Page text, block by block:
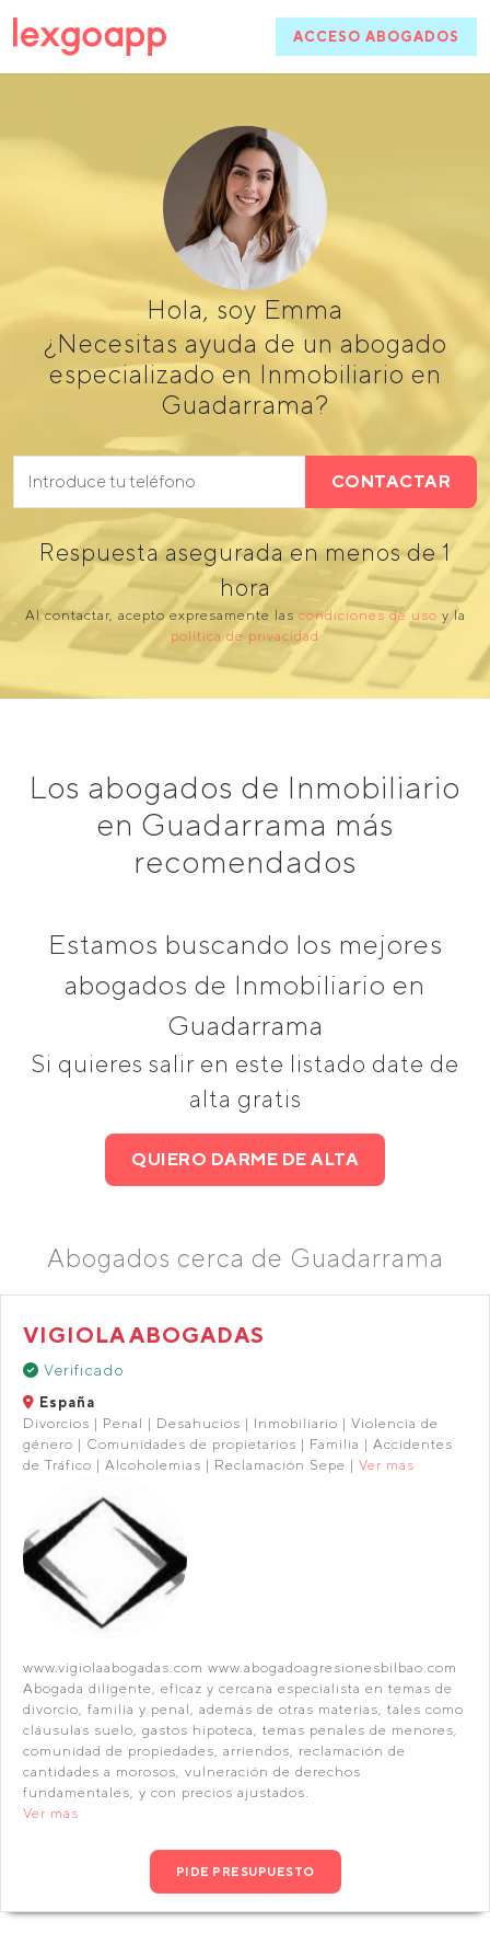
ACCESO ABOGADOS
Hola, soy Emma
¿Necesitas ayuda de un abogado
especializado en Inmobiliario en
Guadarrama?
CONTACTAR
Respuesta asegurada en menos de 1
hora
Al contactar, acepto expresamente las condiciones de uso y la
política de privacidad
Los abogados de Inmobiliario
en Guadarrama más
recomendados
Estamos buscando los mejores
abogados de Inmobiliario en
Guadarrama
Si quieres salir en este listado date de
alta gratis
QUIERO DARME DE ALTA
Abogados cerca de Guadarrama
VIGIOLA ABOGADAS
Verificado
España
Divorcios | Penal | Desahucios | Inmobiliario | Violencia de
género | Comunidades de propietarios | Familia | Accidentes
de Tráfico | Alcoholemias | Reclamación Sepe | Ver más
www.vigiolaabogadas.com www.abogadoagresionesbilbao.com
Abogada diligente, eficaz y cercana especialista en temas de
divorcio, familia y penal, además de otras materias, tales como
cláusulas suelo, gastos hipoteca, temas penales de menores,
comunidad de propiedades, arriendos, reclamación de
cantidades a morosos, vulneración de derechos
fundamentales, y con precios ajustados.
Ver más
PIDE PRESUPUESTO